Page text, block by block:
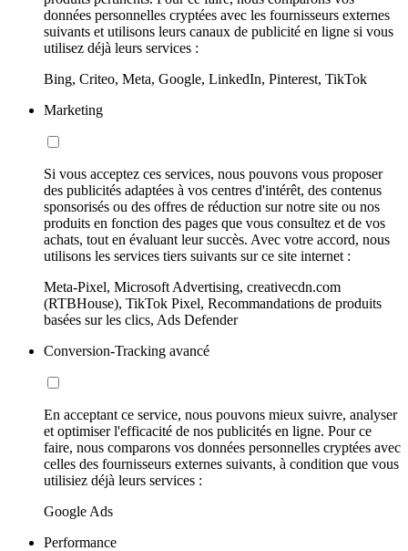
données personnelles cryptées avec les fournisseurs externes
suivants et utilisons leurs canaux de publicité en ligne si vous
utilisez déjà leurs services :
Bing, Criteo, Meta, Google, LinkedIn, Pinterest, TikTok
Marketing
Si vous acceptez ces services, nous pouvons vous proposer
des publicités adaptées à vos centres d'intérêt, des contenus
sponsorisés ou des offres de réduction sur notre site ou nos
produits en fonction des pages que vous consultez et de vos
achats, tout en évaluant leur succès. Avec votre accord, nous
utilisons les services tiers suivants sur ce site internet :
Meta-Pixel, Microsoft Advertising, creativecdn.com
(RTBHouse), TikTok Pixel, Recommandations de produits
basées sur les clics, Ads Defender
Conversion-Tracking avancé
En acceptant ce service, nous pouvons mieux suivre, analyser
et optimiser l'efficacité de nos publicités en ligne. Pour ce
faire, nous comparons vos données personnelles cryptées avec
celles des fournisseurs externes suivants, à condition que vous
utilisiez déjà leurs services :
Google Ads
Performance